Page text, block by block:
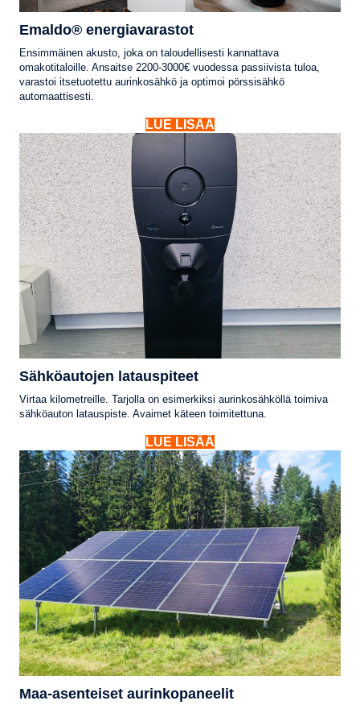
Emaldo® energiavarastot
Ensimmäinen akusto, joka on taloudellisesti kannattava
omakotitaloille. Ansaitse 2200-3000€ vuodessa passiivista tuloa,
varastoi itsetuotettu aurinkosähkö ja optimoi pörssisähkö
automaattisesti.
LUE LISÄÄ
Sähköautojen latauspiteet
Virtaa kilometreille. Tarjolla on esimerkiksi aurinkosähköllä toimiva
sähköauton latauspiste. Avaimet käteen toimitettuna.
LUE LISÄÄ
Maa-asenteiset aurinkopaneelit